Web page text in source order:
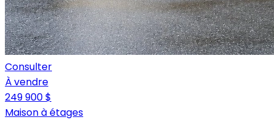
Consulter
À vendre
249 900 $
Maison à étages